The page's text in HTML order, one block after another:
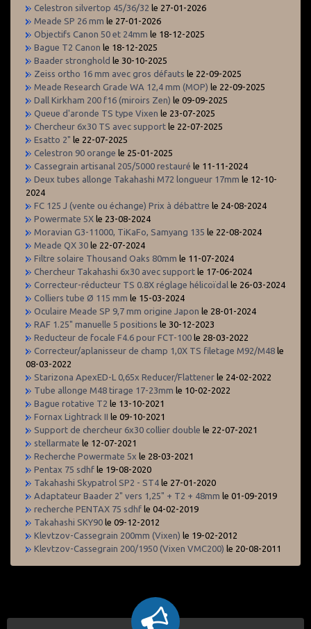
Celestron silvertop 45/36/32 le 27-01-2026
Meade SP 26 mm le 27-01-2026
Objectifs Canon 50 et 24mm le 18-12-2025
Bague T2 Canon le 18-12-2025
Baader stronghold le 30-10-2025
Zeiss ortho 16 mm avec gros défauts le 22-09-2025
Meade Research Grade WA 12,4 mm (MOP) le 22-09-2025
Dall Kirkham 200 f16 (miroirs Zen) le 09-09-2025
Queue d'aronde TS type Vixen le 23-07-2025
Chercheur 6x30 TS avec support le 22-07-2025
Esatto 2" le 22-07-2025
Celestron 90 orange le 25-01-2025
Cassegrain artisanal 205/5000 restauré le 11-11-2024
Deux tubes allonge Takahashi M72 longueur 17mm le 12-10-
2024
FC 125 J (vente ou échange) Prix à débattre le 24-08-2024
Powermate 5X le 23-08-2024
Moravian G3-11000, TiKaFo, Samyang 135 le 22-08-2024
Meade QX 30 le 22-07-2024
Filtre solaire Thousand Oaks 80mm le 11-07-2024
Chercheur Takahashi 6x30 avec support le 17-06-2024
Correcteur-réducteur TS 0.8X réglage hélicoïdal le 26-03-2024
Colliers tube Ø 115 mm le 15-03-2024
Oculaire Meade SP 9,7 mm origine Japon le 28-01-2024
RAF 1.25" manuelle 5 positions le 30-12-2023
Reducteur de focale F4.6 pour FCT-100 le 28-03-2022
Correcteur/aplanisseur de champ 1,0X TS filetage M92/M48 le
08-03-2022
Starizona ApexED-L 0,65x Reducer/Flattener le 24-02-2022
Tube allonge M48 tirage 17-23mm le 10-02-2022
Bague rotative T2 le 13-10-2021
Fornax Lightrack II le 09-10-2021
Support de chercheur 6x30 collier double le 22-07-2021
stellarmate le 12-07-2021
Recherche Powermate 5x le 28-03-2021
Pentax 75 sdhf le 19-08-2020
Takahashi Skypatrol SP2 - ST4 le 27-01-2020
Adaptateur Baader 2" vers 1,25" + T2 + 48mm le 01-09-2019
recherche PENTAX 75 sdhf le 04-02-2019
Takahashi SKY90 le 09-12-2012
Klevtzov-Cassegrain 200mm (Vixen) le 19-02-2012
Klevtzov-Cassegrain 200/1950 (Vixen VMC200) le 20-08-2011